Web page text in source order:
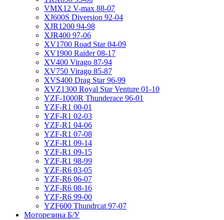
VMX12 V-max 88-07
XJ600S Diversion 92-04
XJR1200 94-98
XJR400 97-06
XV1700 Road Star 04-09
XV1900 Raider 08-17
XV400 Virago 87-94
XV750 Virago 85-87
XVS400 Drag Star 96-99
XVZ1300 Royal Star Venture 01-10
YZF-1000R Thunderace 96-01
YZF-R1 00-01
YZF-R1 02-03
YZF-R1 04-06
YZF-R1 07-08
YZF-R1 09-14
YZF-R1 09-15
YZF-R1 98-99
YZF-R6 03-05
YZF-R6 06-07
YZF-R6 08-16
YZF-R6 99-00
YZF600 Thundrcat 97-07
Моторезина Б/У